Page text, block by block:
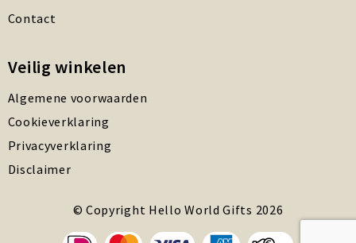
Contact
Veilig winkelen
Algemene voorwaarden
Cookieverklaring
Privacyverklaring
Disclaimer
© Copyright Hello World Gifts 2026